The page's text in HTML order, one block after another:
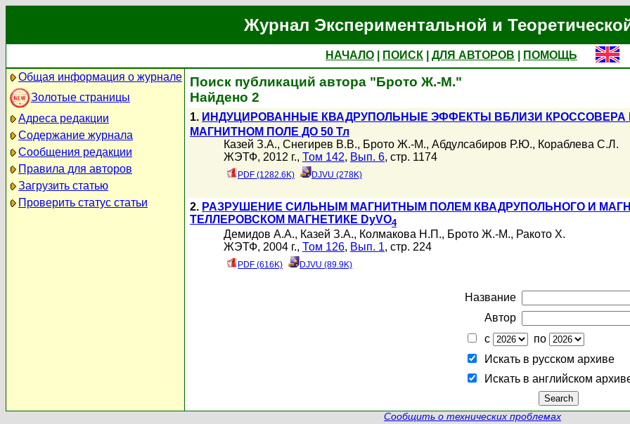
Журнал Экспериментальной и
НАЧАЛО ПОИСК ДЛЯ АВТОРОВ
ПОМОЩЬ
Общая информация о журнале
Золотые страницы
Адреса редакции
Содержание журнала
Сообщения редакции
Правила для авторов
Загрузить статью
Проверить статус статьи
Поиск публикаций автора "Брото Ж.-М."
Найдено 2
1. ИНДУЦИРОВАННЫЕ КВАДРУПОЛЬНЫЕ ЭФФЕКТЫ ВБЛИЗИ КРОССОВЕРА
МАГНИТНОМ ПОЛЕ ДО 50 Тл
Казей З.А., Снегирев В.В., Брото Ж.-М., Абдулсабиров Р.Ю., Кораблева С.Л.
ЖЭТФ, 2012 г., Том 142, Вып. 6, стр. 1174
PDF (1282.6K) DJVU (278K)
2. РАЗРУШЕНИЕ СИЛЬНЫМ МАГНИТНЫМ ПОЛЕМ КВАДРУПОЛЬНОГО И
ТЕЛЛЕРОВСКОМ МАГНЕТИКЕ DyVO4
Демидов А.А., Казей З.А., Колмакова Н.П., Брото Ж.-М., Ракото Х.
ЖЭТФ, 2004 г., Том 126, Вып. 1, стр. 224
PDF (616K) DJVU (89.9K)
Название
Автор
с
по
Искать в русском архиве
Искать в английском
Сообщить о технических проблемах